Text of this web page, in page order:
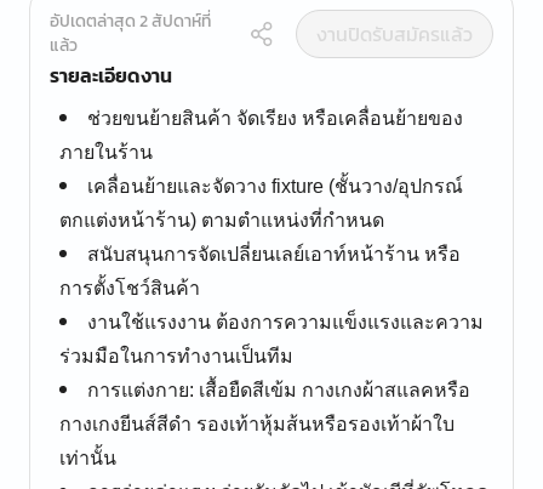
อัปเดตล่าสุด 2 สัปดาห์ที่
แล้ว
งานปิดรับสมัครแล้ว
รายละเอียดงาน
ช่วยขนย้ายสินค้า จัดเรียง หรือเคลื่อนย้ายของ
ภายในร้าน
เคลื่อนย้ายและจัดวาง fixture (ชั้นวาง/อุปกรณ์
ตกแต่งหน้าร้าน) ตามตำแหน่งที่กำหนด
สนับสนุนการจัดเปลี่ยนเลย์เอาท์หน้าร้าน หรือ
การตั้งโชว์สินค้า
งานใช้แรงงาน ต้องการความแข็งแรงและความ
ร่วมมือในการทำงานเป็นทีม
การแต่งกาย: เสื้อยืดสีเข้ม กางเกงผ้าสแลคหรือ
กางเกงยีนส์สีดำ รองเท้าหุ้มส้นหรือรองเท้าผ้าใบ
เท่านั้น